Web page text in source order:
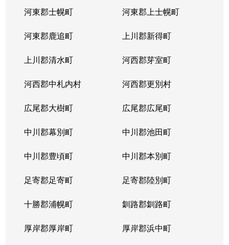
河東郡士幌町 河東郡上士幌町
河東郡鹿追町 上川郡新得町
上川郡清水町 河西郡芽室町
河西郡中札内村 河西郡更別村
広尾郡大樹町 広尾郡広尾町
中川郡幕別町 中川郡池田町
中川郡豊頃町 中川郡本別町
足寄郡足寄町 足寄郡陸別町
十勝郡浦幌町 釧路郡釧路町
厚岸郡厚岸町 厚岸郡浜中町